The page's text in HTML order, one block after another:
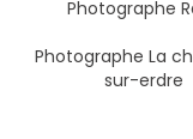
Photographe
Photographe La
sur-erdre